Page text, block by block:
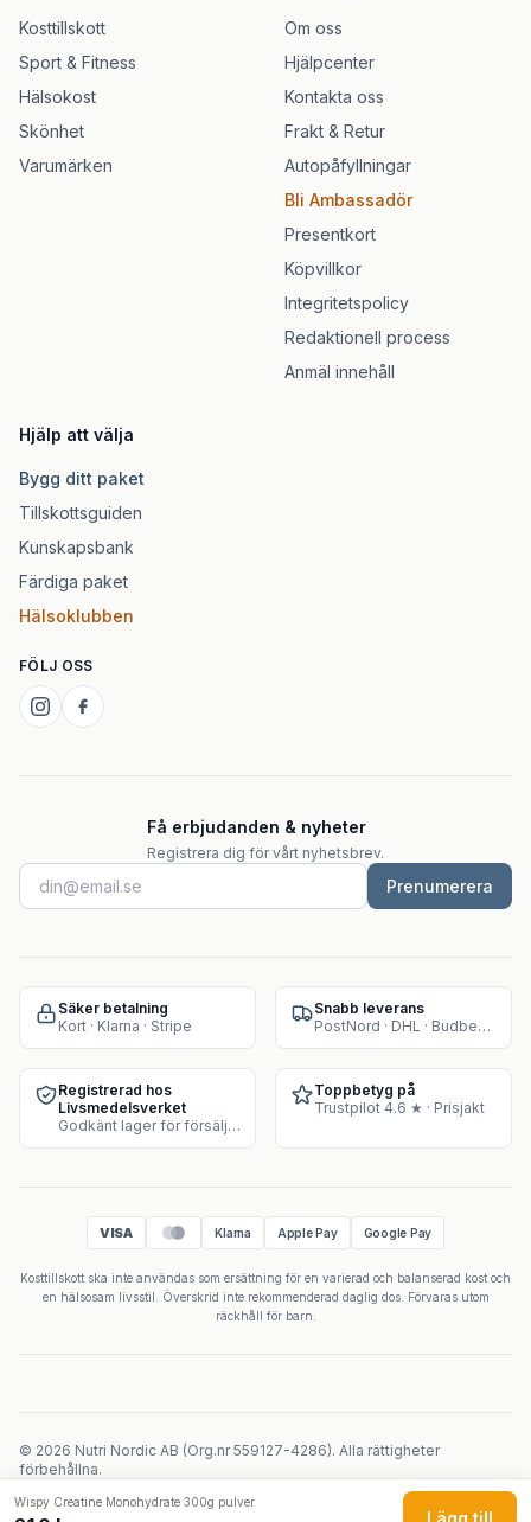
Wispy Creatine Monohydrate 300g pulver
Lägg till
Kosttillskott
Sport & Fitness
Hälsokost
Skönhet
Varumärken
Om oss
Hjälpcenter
Kontakta oss
Frakt & Retur
Autopåfyllningar
Bli Ambassadör
Presentkort
Köpvillkor
Integritetspolicy
Redaktionell process
Anmäl innehåll
Hjälp att välja
Bygg ditt paket
Tillskottsguiden
Kunskapsbank
Färdiga paket
Hälsoklubben
FÖLJ OSS
Få erbjudanden & nyheter
Registrera dig för vårt nyhetsbrev.
Prenumerera
Säker betalning
Kort · Klarna · Stripe
Snabb leverans
PostNord · DHL · Budbee · Instabox
Registrerad hos
Livsmedelsverket
Godkänt lager för försäljning av kosttillskott
Toppbetyg på
Trustpilot 4.6 ★ · Prisjakt
VISA Klarna Apple Pay Google Pay
Kosttillskott ska inte användas som ersättning för en varierad och balanserad kost och
en hälsosam livsstil. Överskrid inte rekommenderad daglig dos. Förvaras utom
räckhåll för barn.
© 2026 Nutri Nordic AB (Org.nr 559127-4286). Alla rättigheter
förbehållna.